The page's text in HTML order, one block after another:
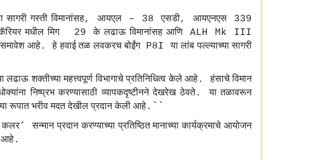
सागरी गस्ती विमानांसह,आयएल – 38एसडी,आयएनएस 339
मधील मिग29के लढाऊ विमानांसह आणिALH Mk III
समावेश आहे.हे हवाई तळ लवकरच बोईंगP8Iया लांब पल्ल्याच्या सागरी
लढाऊ शक्तीच्या महत्त्वपूर्ण विभागाचे प्रतिनिधित्व केले आहे.हंसाचे विमान
निष्प्रभ करण्यासाठी व्यापकदृष्टीनने देखरेख ठेवते.या तळावरून
रूपात भरीव मदत देखील प्रदान केली आहे.``
कलर’सन्मान प्रदान करण्याच्या प्रतिष्ठित मानाच्या कार्यक्रमाचे आयोजन
आहे.